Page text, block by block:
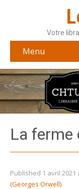
Votre
Menu
La ferme
Published 1 avril 2021
(Georges Orwell)